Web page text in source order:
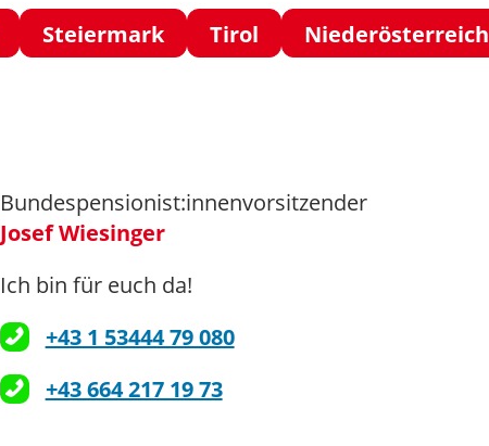
Steiermark Tirol Niederösterreich
Bundespensionist:innenvorsitzender
Josef Wiesinger
Ich bin für euch da!
+43 1 53444 79 080
+43 664 217 19 73